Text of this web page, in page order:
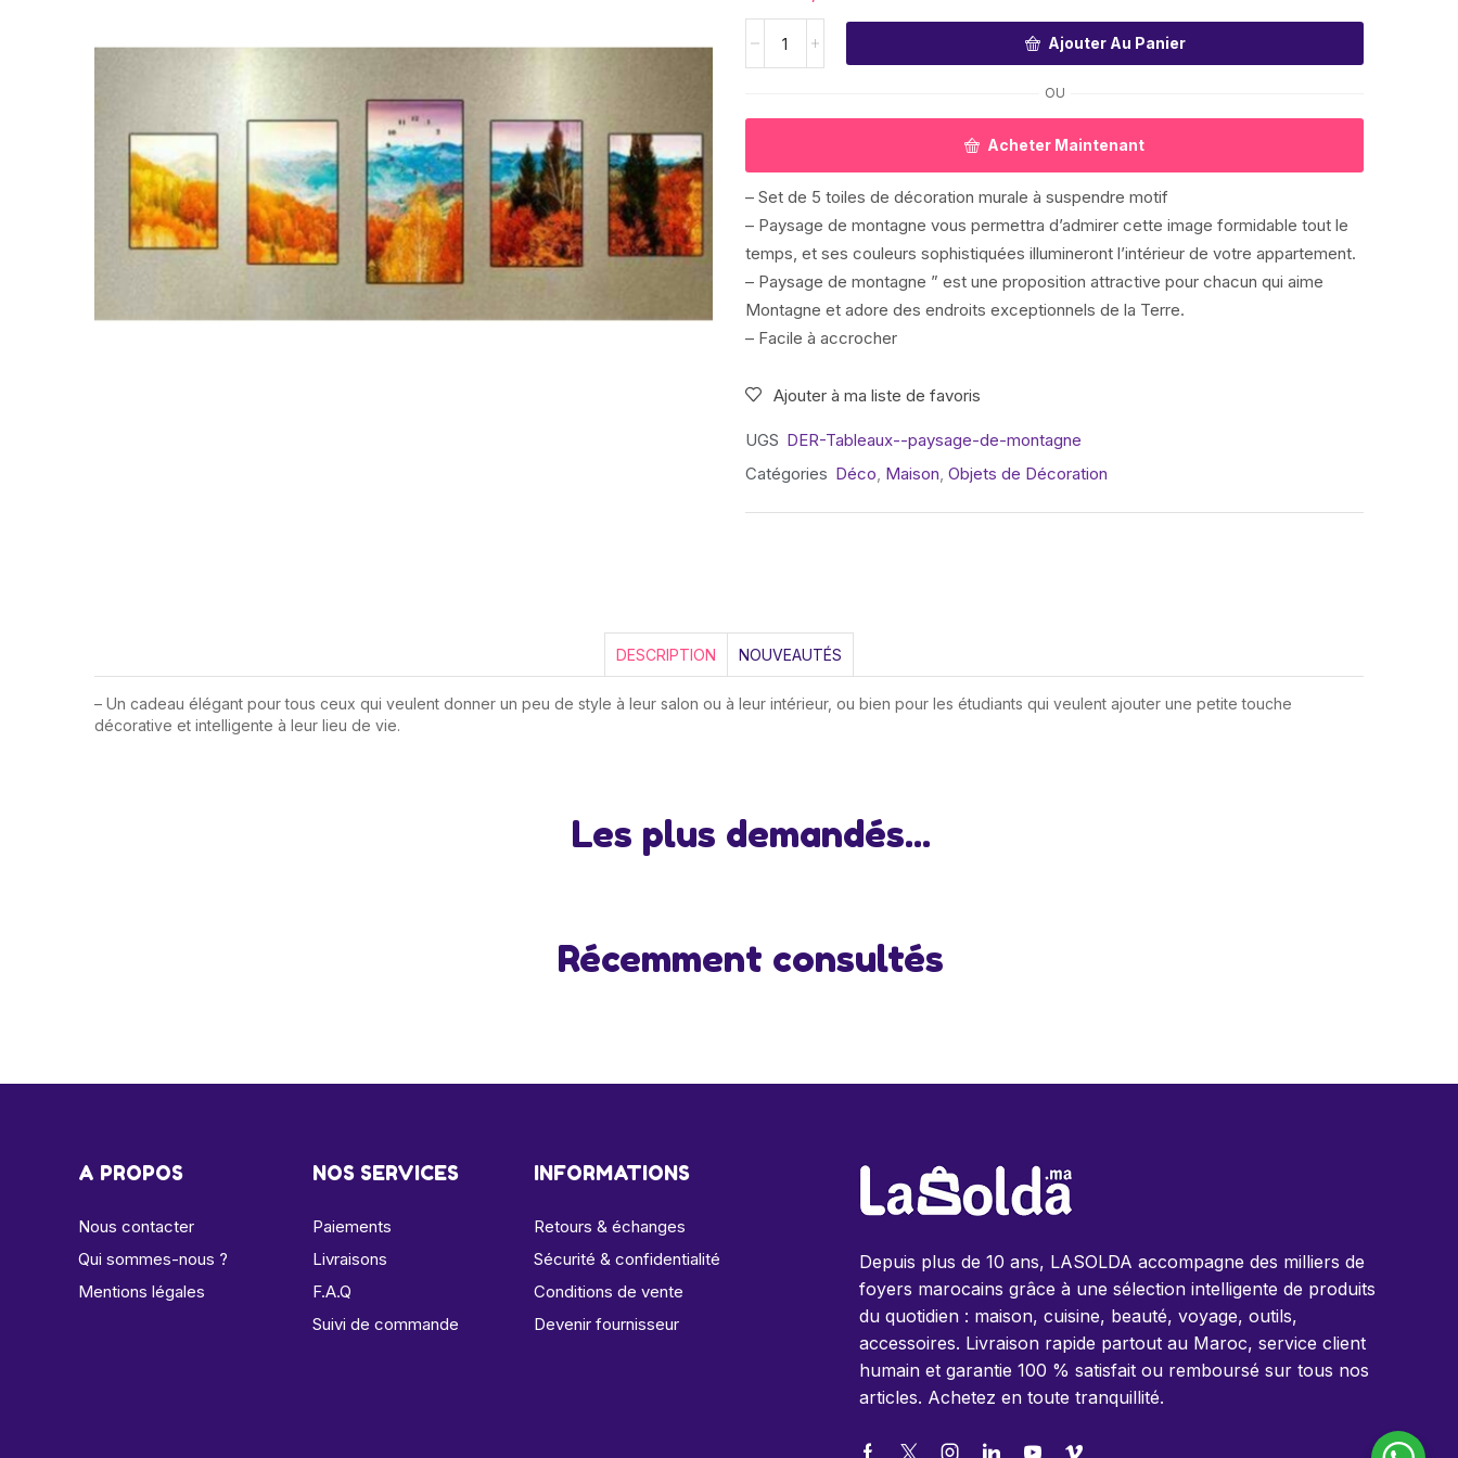
Ajouter Au Panier
OU
Acheter Maintenant
– Set de 5 toiles de décoration murale à suspendre motif
– Paysage de montagne vous permettra d’admirer cette image formidable tout le
temps, et ses couleurs sophistiquées illumineront l’intérieur de votre appartement.
– Paysage de montagne ” est une proposition attractive pour chacun qui aime
Montagne et adore des endroits exceptionnels de la Terre.
– Facile à accrocher
Ajouter à ma liste de favoris
UGS DER-Tableaux--paysage-de-montagne
Catégories Déco, Maison, Objets de Décoration
DESCRIPTION NOUVEAUTÉS
– Un cadeau élégant pour tous ceux qui veulent donner un peu de style à leur salon ou à leur intérieur, ou bien pour les étudiants qui veulent ajouter une petite touche
décorative et intelligente à leur lieu de vie.
Les plus demandés...
Récemment consultés
A PROPOS
Nous contacter
Qui sommes-nous ?
Mentions légales
NOS SERVICES
Paiements
Livraisons
F.A.Q
Suivi de commande
INFORMATIONS
Retours & échanges
Sécurité & confidentialité
Conditions de vente
Devenir fournisseur
Depuis plus de 10 ans, LASOLDA accompagne des milliers de
foyers marocains grâce à une sélection intelligente de produits
du quotidien : maison, cuisine, beauté, voyage, outils,
accessoires. Livraison rapide partout au Maroc, service client
humain et garantie 100 % satisfait ou remboursé sur tous nos
articles. Achetez en toute tranquillité.